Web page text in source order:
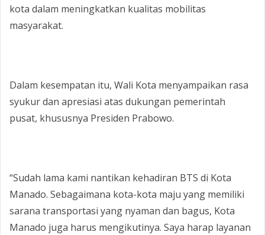
kota dalam meningkatkan kualitas mobilitas
masyarakat.
‎Dalam kesempatan itu, Wali Kota menyampaikan rasa
syukur dan apresiasi atas dukungan pemerintah
pusat, khususnya Presiden Prabowo.
‎“Sudah lama kami nantikan kehadiran BTS di Kota
Manado. Sebagaimana kota-kota maju yang memiliki
sarana transportasi yang nyaman dan bagus, Kota
Manado juga harus mengikutinya. Saya harap layanan